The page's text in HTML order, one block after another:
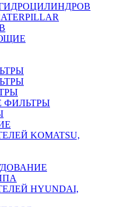
ФИЛЬТРЫ
KOMATSU,
HYUNDAI,